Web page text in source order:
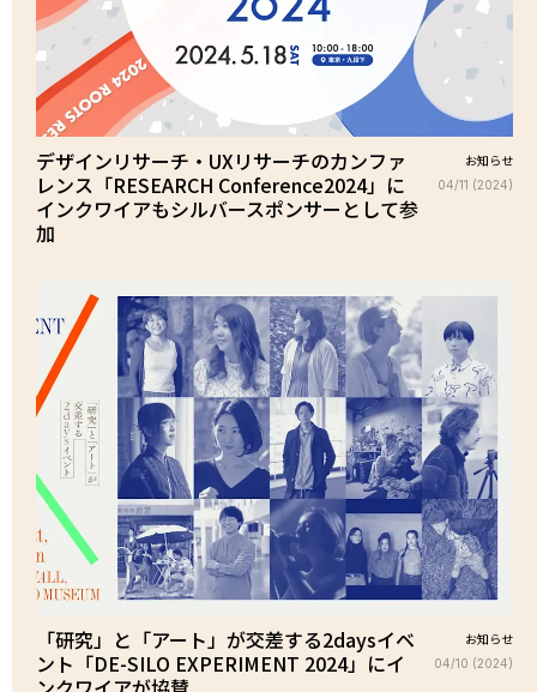
デザインリサーチ・UXリサーチのカンファ
レンス「RESEARCH Conference2024」に
インクワイアもシルバースポンサーとして参
加
お知らせ
04/11 (2024)
「研究」と「アート」が交差する2daysイベ
ント「DE-SILO EXPERIMENT 2024」にイ
お知らせ
04/10 (2024)